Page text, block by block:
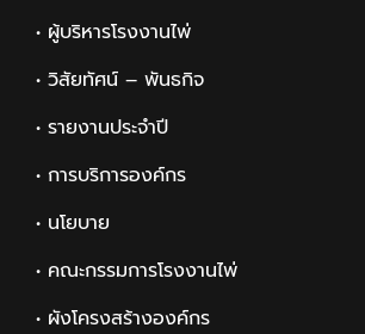
• ผู้บริหารโรงงานไพ่
• วิสัยทัศน์ – พันธกิจ
• รายงานประจำปี
• การบริการองค์กร
• นโยบาย
• คณะกรรมการโรงงานไพ่
• ผังโครงสร้างองค์กร